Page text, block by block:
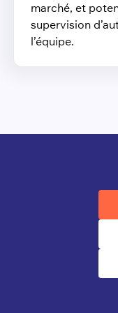
marché, et
supervision
l’équipe.